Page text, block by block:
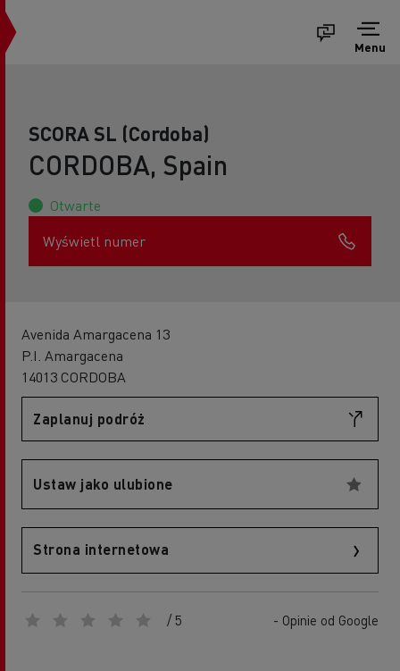
Menu
SCORA SL (Cordoba)
CORDOBA, Spain
Otwarte
Wyświetl numer
Avenida Amargacena 13
P.I. Amargacena
14013 CORDOBA
Zaplanuj podróż
Ustaw jako ulubione
Strona internetowa
/ 5 - Opinie od Google